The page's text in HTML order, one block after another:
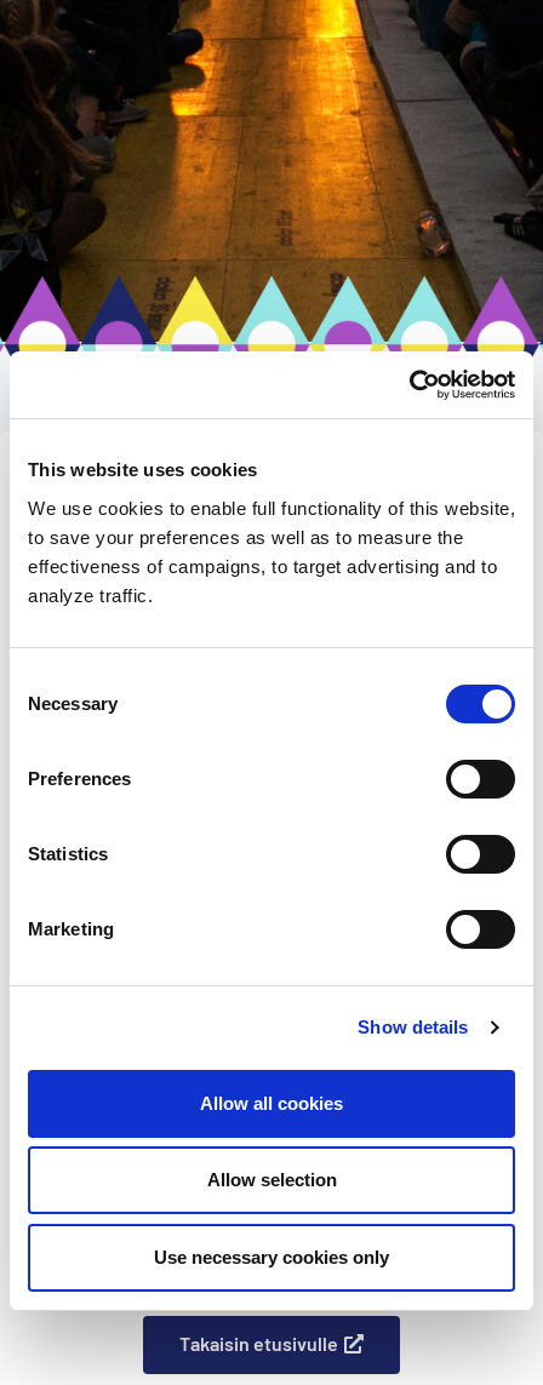
This website uses cookies
We use cookies to enable full functionality of this website,
to save your preferences as well as to measure the
effectiveness of campaigns, to target advertising and to
analyze traffic.
Selection
Necessary
Preferences
Statistics
Marketing
Show details
Allow all cookies
Allow selection
Use necessary cookies only
AVAINSANA:PODC
AST
KAIKU
Kajon fiilistely ääniaalloilla alkaa
Kajon ikioma podcast nimeltään Kaiku johdattaa
tekemisen osa-alueisiin. Miten metsään rakentuu
kokonainen kaupunki muutamassa päivässä?
fiilistely ääniaalloilla alkaa tänään
LUE LISÄÄ »
Takaisin etusivulle